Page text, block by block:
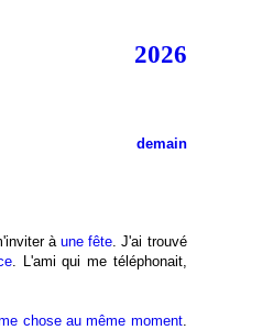
2026
demain
àune fête. J'ai trouvé
. L'ami qui me téléphonait,
chose au même moment.